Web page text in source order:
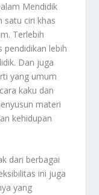
Mendidik
satu ciri khas
Terlebih
pendidikan lebih
Dan juga
yang umum
kaku dan
materi
kehidupan
dari berbagai
ini juga
yang